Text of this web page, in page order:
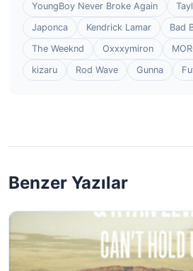
YoungBoy Never Broke Again
Japonca
Kendrick Lamar Bad
The Weeknd
Oxxxymiron
kizaru
Rod Wave Gunna
Benzer Yazılar